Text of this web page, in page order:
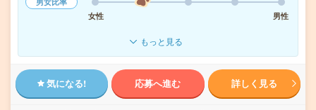
女性
男性
もっと見る
気になる! 応募へ進む 詳しく見る